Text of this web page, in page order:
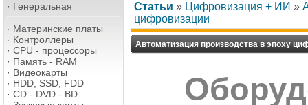
· Генеральная
· Материнские платы
· Контроллеры
· CPU - процессоры
· Память - RAM
· Видеокарты
· HDD, SSD, FDD
· CD - DVD - BD
Статьи » Цифровизация + ИИ »
цифровизации
Автоматизация производства в эпоху